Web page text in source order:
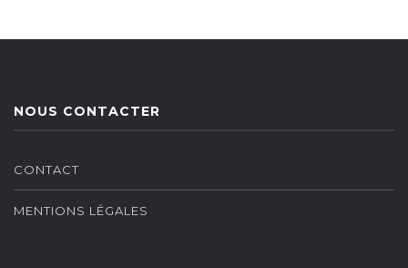
NOUS CONTACTER
CONTACT
MENTIONS LÉGALES